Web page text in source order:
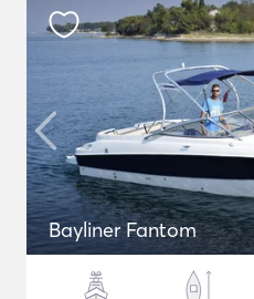
Bayliner Fantom